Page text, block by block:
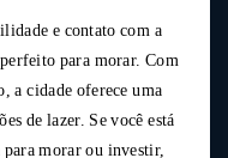
e contato com a
para morar. Com
a cidade oferece uma
de lazer. Se você está
morar ou investir,